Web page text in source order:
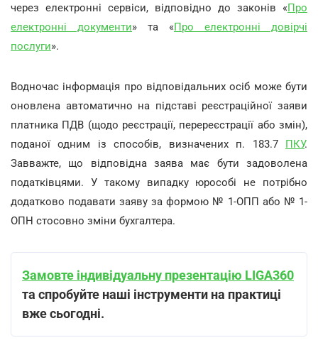
через електронні сервіси, відповідно до законів «Про
електронні документи» та «Про електронні довірчі
послуги».
Водночас інформація про відповідальних осіб може бути
оновлена автоматично на підставі реєстраційної заяви
платника ПДВ (щодо реєстрації, перереєстрації або змін),
поданої одним із способів, визначених п. 183.7 ПКУ.
Завважте, що відповідна заява має бути задоволена
податківцями. У такому випадку юрособі не потрібно
додатково подавати заяву за формою № 1-ОПП або № 1-
ОПН стосовно зміни бухгалтера.
Замовте індивідуальну презентацію LIGA360
та спробуйте наші інструменти на практиці
вже сьогодні.